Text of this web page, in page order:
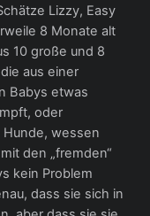
Lizzy, Easy
8 Monate alt
10 große und 8
aus einer
Babys etwas
oder
wessen
den „fremden“
kein Problem
dass sie sich in